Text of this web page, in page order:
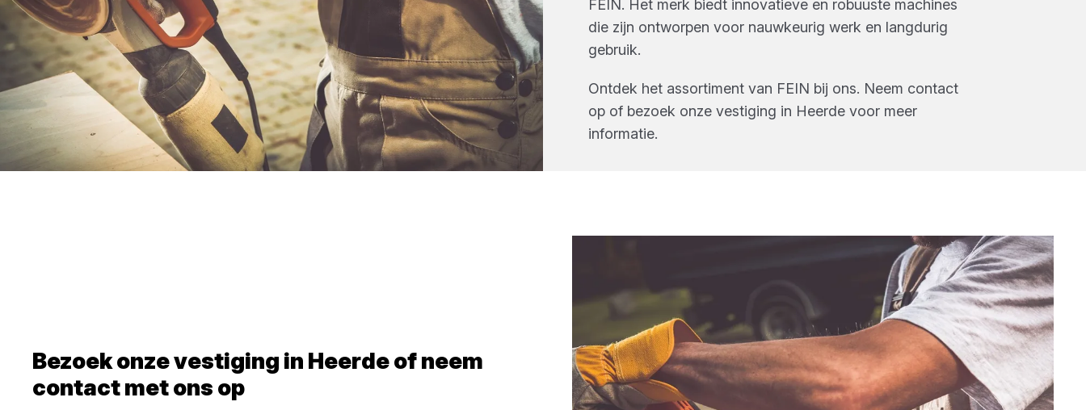
FEIN. Het merk biedt innovatieve en robuuste machines
die zijn ontworpen voor nauwkeurig werk en langdurig
gebruik.
Ontdek het assortiment van FEIN bij ons. Neem contact
op of bezoek onze vestiging in Heerde voor meer
informatie.
Bezoek onze vestiging in Heerdeof neem
contact met ons op